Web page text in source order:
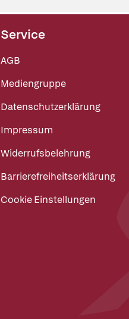
Service
AGB
Mediengruppe
Datenschutzerklärung
Impressum
Widerrufsbelehrung
Barrierefreiheitserklärung
Cookie Einstellungen